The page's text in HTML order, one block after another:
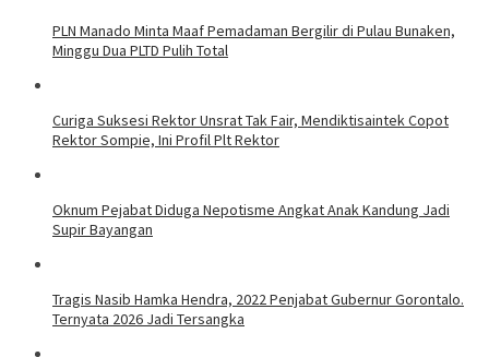
PLN Manado Minta Maaf Pemadaman Bergilir di Pulau Bunaken,
Minggu Dua PLTD Pulih Total
Curiga Suksesi Rektor Unsrat Tak Fair, Mendiktisaintek Copot
Rektor Sompie, Ini Profil Plt Rektor
Oknum Pejabat Diduga Nepotisme Angkat Anak Kandung Jadi
Supir Bayangan
Tragis Nasib Hamka Hendra, 2022 Penjabat Gubernur Gorontalo.
Ternyata 2026 Jadi Tersangka